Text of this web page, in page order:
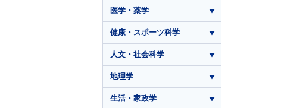
医学・薬学
健康・スポーツ科学
人文・社会科学
地理学
生活・家政学